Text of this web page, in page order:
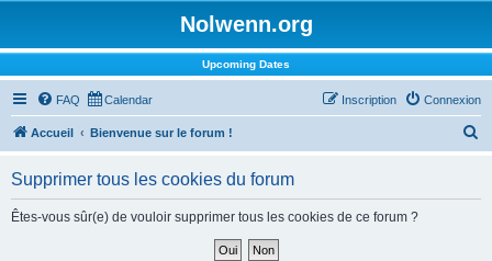
Nolwenn.org
Upcoming Dates
FAQ Calendar Connexion
Inscription
Accueil Bienvenue sur le forum !
Supprimer tous les cookies du forum
Êtes-vous sûr(e) de vouloir supprimer tous les cookies de ce forum ?